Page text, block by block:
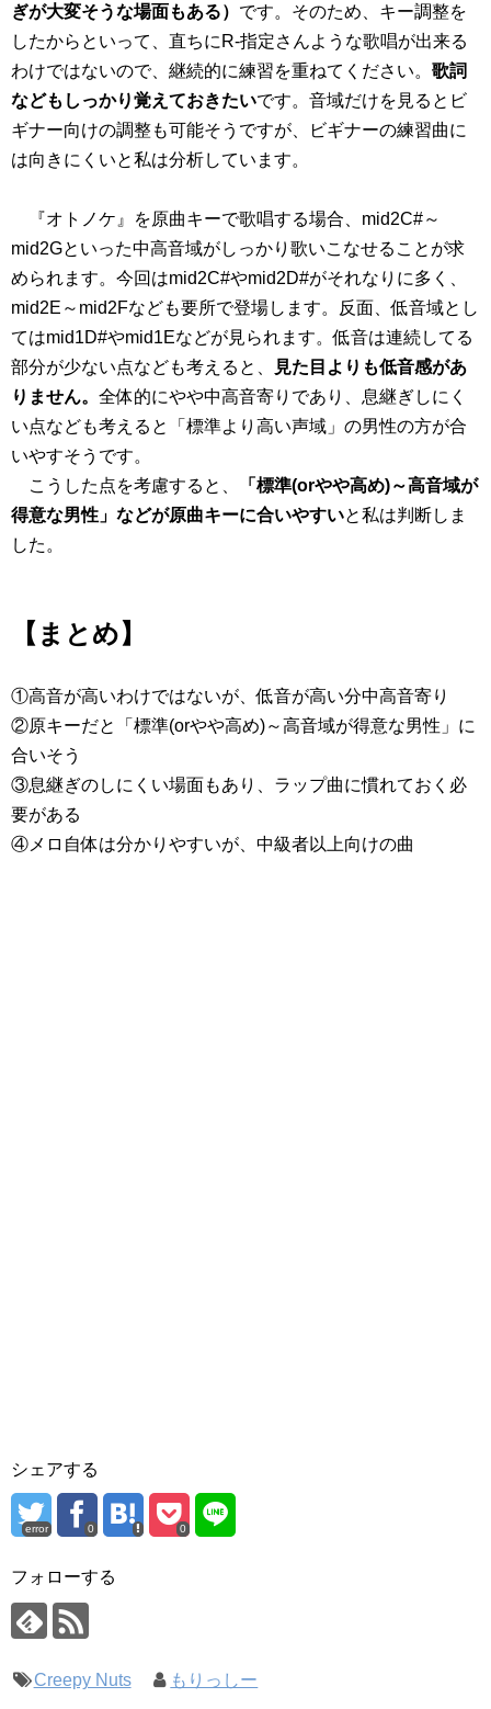
ぎが大変そうな場面もある） です。そのため、キー調整を
したからといって、直ちにR-指定さんような歌唱が出来る
わけではないので、継続的に練習を重ねてください。 歌詞
などもしっかり覚えておきたいです。音域だけを見るとビ
ギナー向けの調整も可能そうですが、ビギナーの練習曲に
は向きにくいと私は分析しています。
『オトノケ』を原曲キーで歌唱する場合、mid2C#～
mid2Gといった中高音域がしっかり歌いこなせることが求
められます。今回はmid2C#やmid2D#がそれなりに多く、
mid2E～mid2Fなども要所で登場します。反面、低音域とし
てはmid1D#やmid1Eなどが見られます。低音は連続してる
部分が少ない点なども考えると、
見た目よりも低音感があ
りません。 全体的にやや中高音寄りであり、息継ぎしにく
い点なども考えると「標準より高い声域」の男性の方が合
いやすそうです。
こうした点を考慮すると、
「標準(orやや高め)～高音域が
得意な男性」などが原曲キーに合いやすいと私は判断しま
した。
【まとめ】
①高音が高いわけではないが、低音が高い分中高音寄り
②原キーだと「標準(orやや高め)～高音域が得意な男性」に
合いそう
③息継ぎのしにくい場面もあり、ラップ曲に慣れておく必
要がある
④メロ自体は分かりやすいが、中級者以上向けの曲
シェアする
error 0 0
フォローする
Creepy Nuts もりっしー